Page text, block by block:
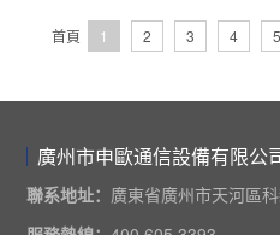
首頁 1 2 3 4 5
廣州市申歐通信設備有限公
聯系地址： 廣東省廣州市天河區